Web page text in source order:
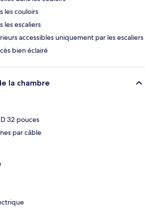
les couloirs
les escaliers
accessibles uniquement par les escaliers
bien éclairé
la chambre
32 pouces
par câble